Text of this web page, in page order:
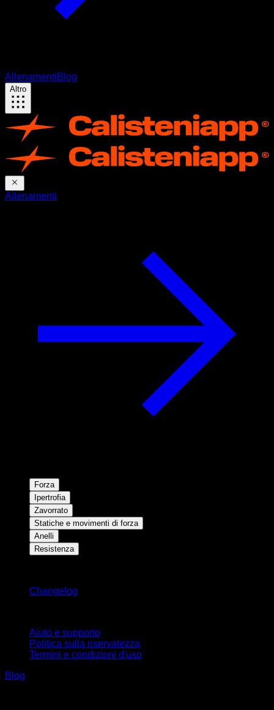
AllenamentiBlog
Altro
Allenamenti
Forza
Ipertrofia
Zavorrato
Statiche e movimenti di forza
Anelli
Resistenza
Changelog
Aiuto e supporto
Politica sulla riservatezza
Termini e condizioni d'uso
Blog